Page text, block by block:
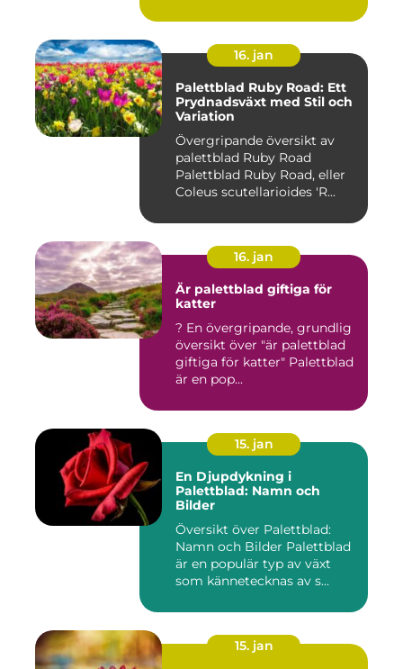
16. jan
Palettblad Ruby Road: Ett
Prydnadsväxt med Stil och
Variation
Övergripande översikt av
palettblad Ruby Road
Palettblad Ruby Road, eller
Coleus scutellarioides 'R...
16. jan
Är palettblad giftiga för
katter
? En övergripande, grundlig
översikt över "är palettblad
giftiga för katter" Palettblad
är en pop...
15. jan
En Djupdykning i
Palettblad: Namn och
Bilder
Översikt över Palettblad:
Namn och Bilder Palettblad
är en populär typ av växt
som kännetecknas av s...
15. jan